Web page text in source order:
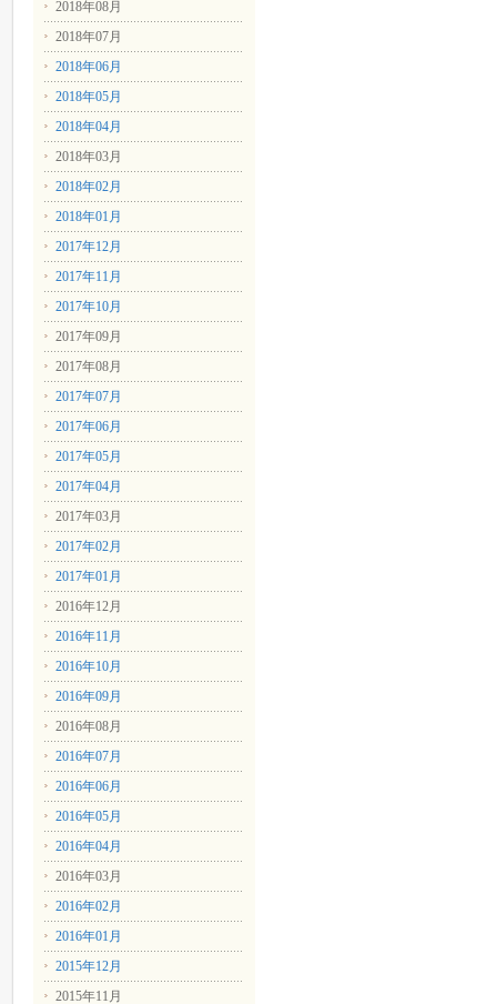
2018年08月
2018年07月
2018年06月
2018年05月
2018年04月
2018年03月
2018年02月
2018年01月
2017年12月
2017年11月
2017年10月
2017年09月
2017年08月
2017年07月
2017年06月
2017年05月
2017年04月
2017年03月
2017年02月
2017年01月
2016年12月
2016年11月
2016年10月
2016年09月
2016年08月
2016年07月
2016年06月
2016年05月
2016年04月
2016年03月
2016年02月
2016年01月
2015年12月
2015年11月